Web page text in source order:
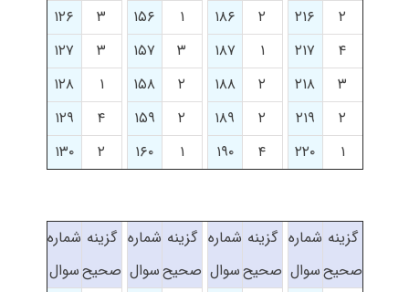
۲
۲۱۶ ۲ ۱۸۶ ۱ ۱۵۶ ۳
۱۲۶
۴
۲۱۷ ۱ ۱۸۷ ۳ ۱۵۷ ۳
۱۲۷
۳
۲۱۸ ۲ ۱۸۸ ۲ ۱۵۸ ۱
۱۲۸
۲
۲۱۹ ۲ ۱۸۹ ۲ ۱۵۹ ۴
۱۲۹
۱
۲۲۰ ۴ ۱۹۰ ۱ ۱۶۰ ۲ ۱۳۰
گزینه
صحیح
شماره
سوال
گزینه
صحیح
شماره
سوال
گزینه
صحیح
شماره
سوال
گزینه
صحیح
شماره
سوال